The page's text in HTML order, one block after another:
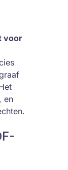
voor
en